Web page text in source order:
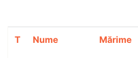
T Nume Mărime